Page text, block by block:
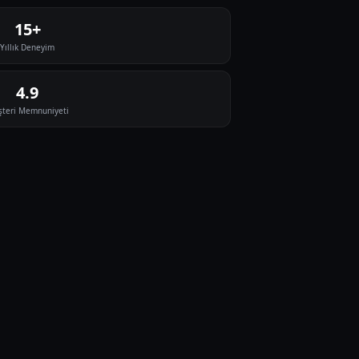
15+
Yıllık Deneyim
4.9
Memnuniyeti